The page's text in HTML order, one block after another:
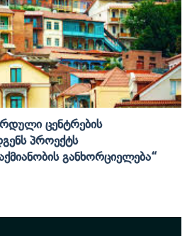
Ცენტრების
Პროექტს
Განხორციელება“